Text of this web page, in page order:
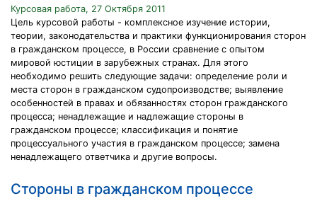
Курсовая работа, 27 Октября 2011
Цель курсовой работы - комплексное изучение истории,
теории, законодательства и практики функционирования сторон
в гражданском процессе, в России сравнение с опытом
мировой юстиции в зарубежных странах. Для этого
необходимо решить следующие задачи: определение роли и
места сторон в гражданском судопроизводстве; выявление
особенностей в правах и обязанностях сторон гражданского
процесса; ненадлежащие и надлежащие стороны в
гражданском процессе; классификация и понятие
процессуального участия в гражданском процессе; замена
ненадлежащего ответчика и другие вопросы.
Стороны в гражданском процессе